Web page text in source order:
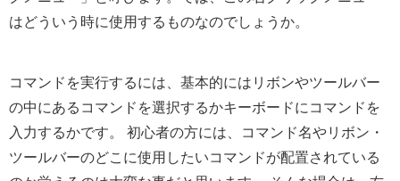
はどういう時に使用するものなのでしょうか。
コマンドを実行するには、基本的にはリボンやツールバー
の中にあるコマンドを選択するかキーボードにコマンドを
入力するかです。 初心者の方には、コマンド名やリボン・
ツールバーのどこに使用したいコマンドが配置されている